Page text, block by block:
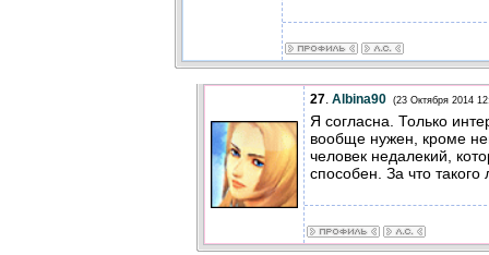
27. Albina90 (23 Октября 2014
Я согласна. Только
вообще нужен, кроме
человек недалекий,
способен. За что такого